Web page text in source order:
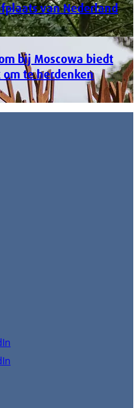
van Nederland
bij Moscowa biedt
te herdenken